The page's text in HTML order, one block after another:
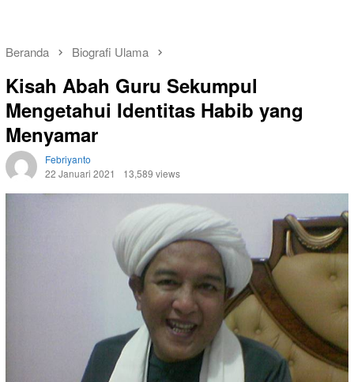
Beranda Biografi Ulama
Kisah Abah Guru Sekumpul
Mengetahui Identitas Habib yang
Menyamar
Febriyanto
22 Januari 2021
13,589 views